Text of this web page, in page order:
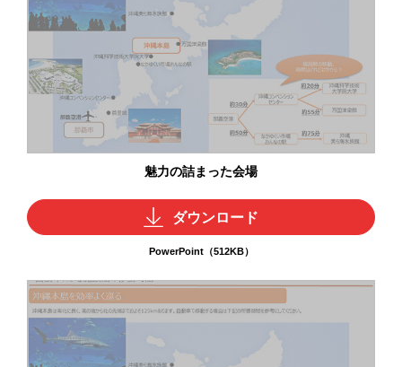
魅力の詰まった会場
ダウンロード
PowerPoint（512KB）